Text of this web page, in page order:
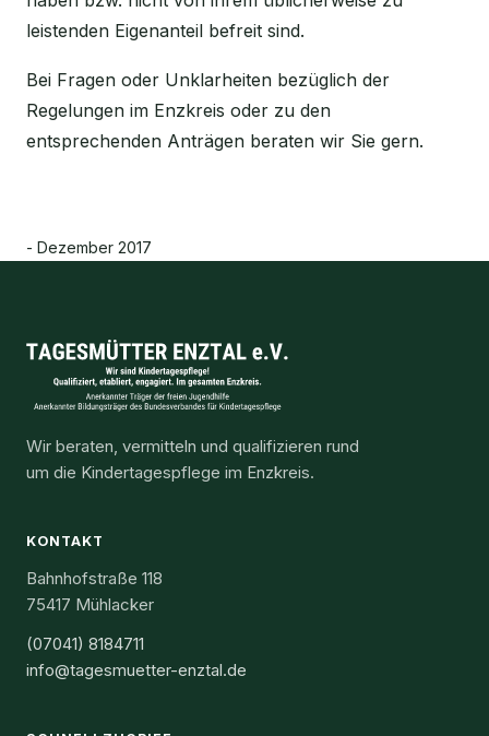
leistenden Eigenanteil befreit sind.
Bei Fragen oder Unklarheiten bezüglich der
Regelungen im Enzkreis oder zu den
entsprechenden Anträgen beraten wir Sie gern.
- Dezember 2017
Wir beraten, vermitteln und qualifizieren rund
um die Kindertagespflege im Enzkreis.
KONTAKT
Bahnhofstraße 118
75417 Mühlacker
(07041) 8184711
info@tagesmuetter-enztal.de